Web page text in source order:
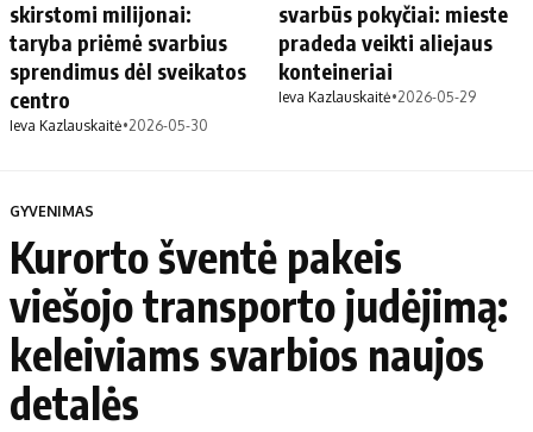
skirstomi milijonai:
taryba priėmė svarbius
sprendimus dėl sveikatos
centro
Ieva Kazlauskaitė•2026-05-30
svarbūs pokyčiai: mieste
pradeda veikti aliejaus
konteineriai
Ieva Kazlauskaitė•2026-05-29
GYVENIMAS
Kurorto šventė pakeis
viešojo transporto judėjimą:
keleiviams svarbios naujos
detalės